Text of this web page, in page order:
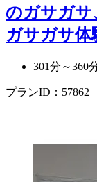
のガサガサ
ガサガサ体
301分～360
プランID：57862